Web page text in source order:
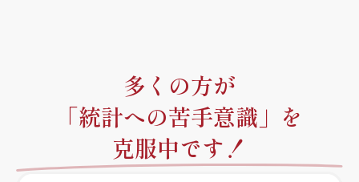
多くの方が
「統計への苦手意識」を
克服中です！